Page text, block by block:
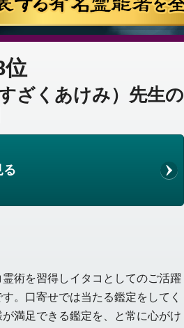
位
ざくあけみ）先生の
る
術を習得しイタコとしてのご活躍
。口寄せでは当たる鑑定をしてく
満足できる鑑定を、と常に心がけ